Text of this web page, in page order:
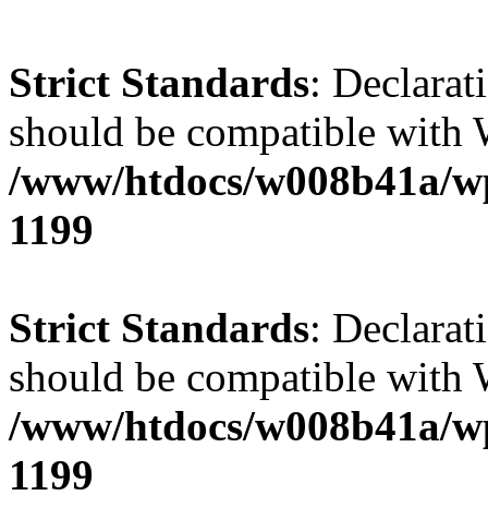
Strict Standards:
should be compatible
/www/htdocs/w008b41a/
1199
Strict Standards:
should be compatible
/www/htdocs/w008b41a/
1199